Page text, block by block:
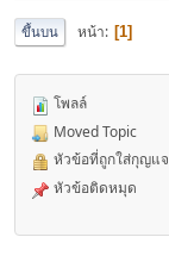
ขึ้นบน หน้า 1
โพลล์
Moved Topic
หัวข้อที่ถูกใส่กุญแจ
หัวข้อติดหมุด